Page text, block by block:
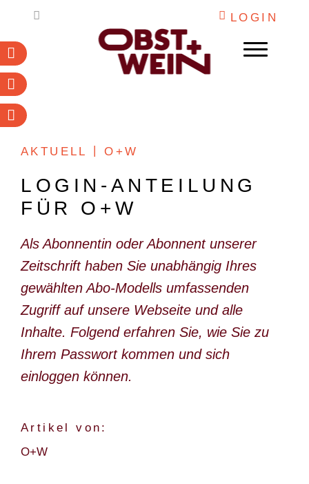
Inhalt
LOGIN
OBST
DESTILLATE
INSTITUTIONEN
ARBEITSKALENDER
MARKETING
O+W
ABONNEMENT
E-PAPER
INSERATE UND WERBUNG
Abonnieren
Newsletter
PDF-Archiv
AKTUELL O+W
LOGIN-ANTEILUNG
FÜR O+W
Als Abonnentin oder Abonnent unserer
Zeitschrift haben Sie unabhängig Ihres
gewählten Abo-Modells umfassenden
Zugriff auf unsere Webseite und alle
Inhalte. Folgend erfahren Sie, wie Sie zu
Ihrem Passwort kommen und sich
einloggen können.
Artikel von:
O+W